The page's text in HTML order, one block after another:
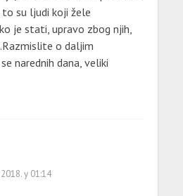
su ljudi koji žele
je stati, upravo zbog njih,
o daljim
narednih dana, veliki
у 01:14